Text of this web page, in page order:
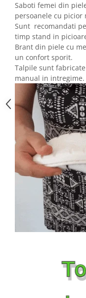
Saboti femei din
persoanele cu picior
Sunt recomandati
timp stand in
Brant din piele cu
un confort sporit.
Talpile sunt
manual in intregime.